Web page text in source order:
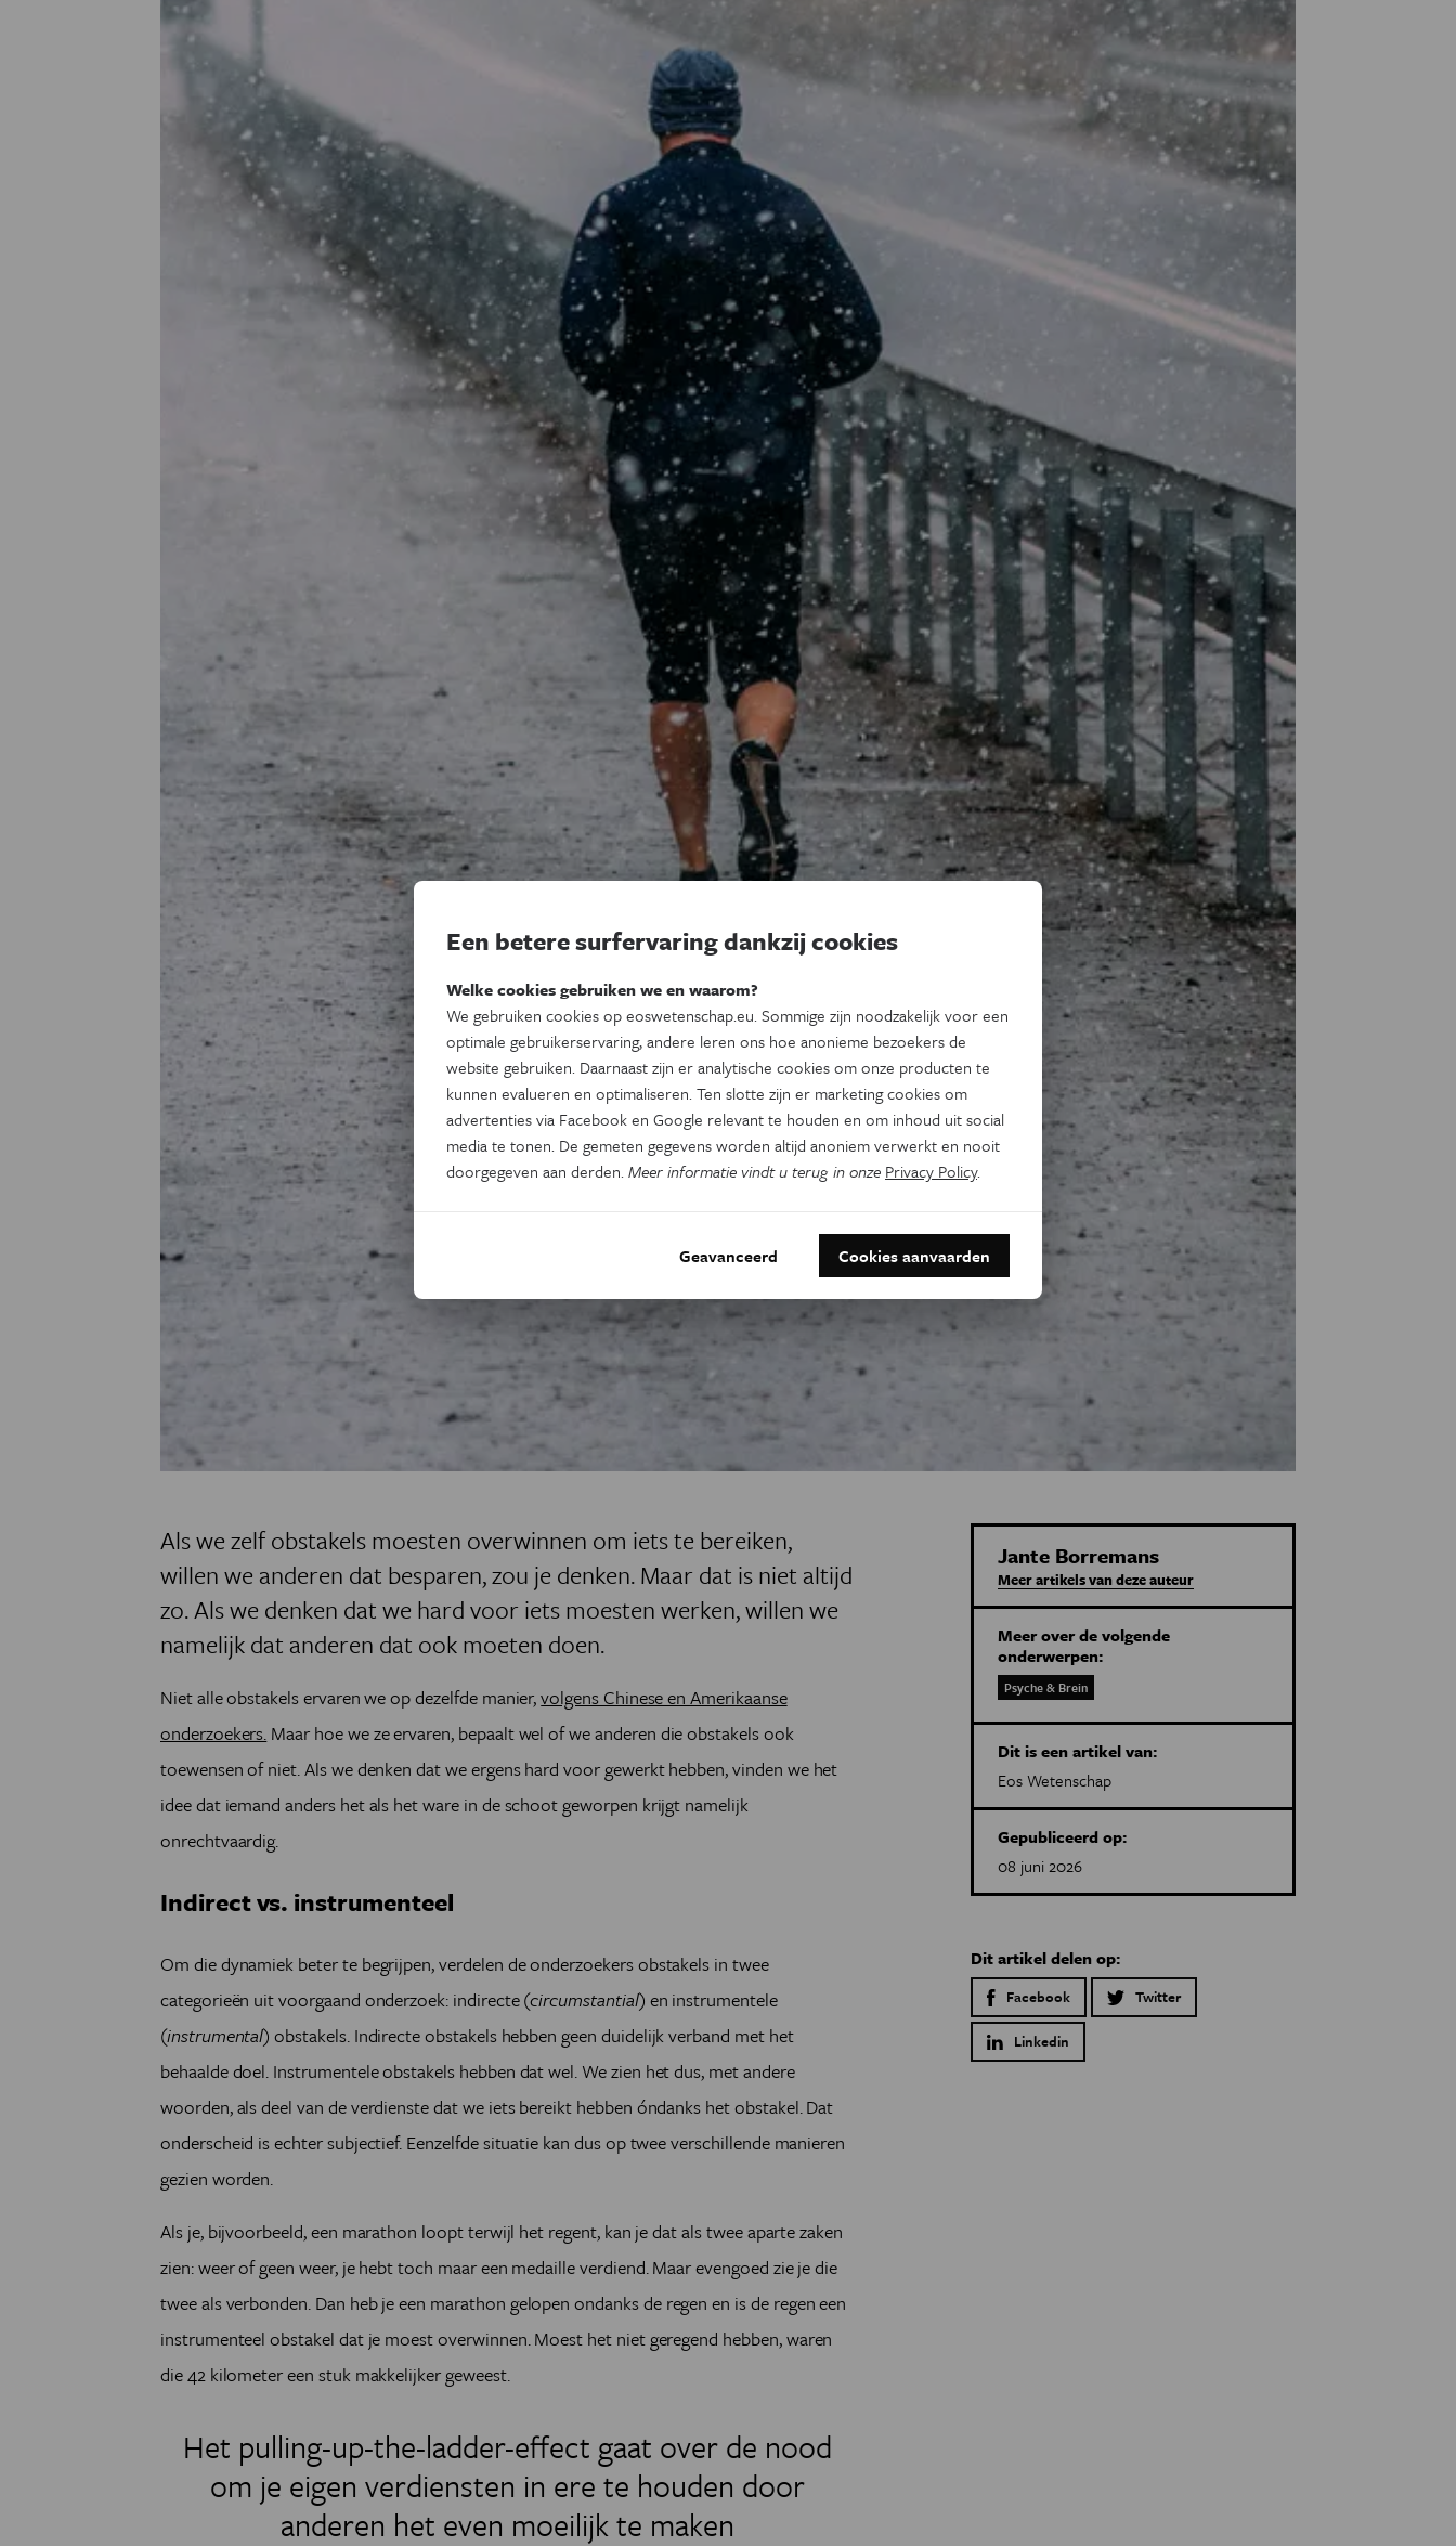
Als we zelf obstakels moesten overwinnen om iets te bereiken,
willen we anderen dat besparen, zou je denken. Maar dat is niet altijd
zo. Als we denken dat we hard voor iets moesten werken, willen we
namelijk dat anderen dat ook moeten doen.
Niet alle obstakels ervaren we op dezelfde manier,volgens Chinese en Amerikaanse
onderzoekers. Maar hoe we ze ervaren, bepaalt wel of we anderen die obstakels ook
toewensen of niet. Als we denken dat we ergens hard voor gewerkt hebben, vinden we het
idee dat iemand anders het als het ware in de schoot geworpen krijgt namelijk
onrechtvaardig.
Indirect vs. instrumenteel
Om die dynamiek beter te begrijpen, verdelen de onderzoekers obstakels in twee
categorieën uit voorgaand onderzoek: indirecte (circumstantial) en instrumentele
(instrumental) obstakels. Indirecte obstakels hebben geen duidelijk verband met het
behaalde doel. Instrumentele obstakels hebben dat wel. We zien het dus, met andere
woorden, als deel van de verdienste dat we iets bereikt hebben óndanks het obstakel. Dat
onderscheid is echter subjectief. Eenzelfde situatie kan dus op twee verschillende manieren
gezien worden.
Als je, bijvoorbeeld, een marathon loopt terwijl het regent, kan je dat als twee aparte zaken
zien: weer of geen weer, je hebt toch maar een medaille verdiend. Maar evengoed zie je die
twee als verbonden. Dan heb je een marathon gelopen ondanks de regen en is de regen een
instrumenteel obstakel dat je moest overwinnen. Moest het niet geregend hebben, waren
die 42 kilometer een stuk makkelijker geweest.
Het pulling-up-the-ladder-effect gaat over de nood
om je eigen verdiensten in ere te houden door
anderen het even moeilijk te maken
Jante Borremans
Meer artikels van deze auteur
Meer over de volgende
onderwerpen:
Psyche & Brein
Dit is een artikel van:
Eos Wetenschap
Gepubliceerd op:
08 juni 2026
Dit artikel delen op:
Facebook Twitter
Linkedin
Een betere surfervaring dankzij cookies
Welke cookies gebruiken we en waarom?
We gebruiken cookies op eoswetenschap.eu. Sommige zijn noodzakelijk voor een
optimale gebruikerservaring, andere leren ons hoe anonieme bezoekers de
website gebruiken. Daarnaast zijn er analytische cookies om onze producten te
kunnen evalueren en optimaliseren. Ten slotte zijn er marketing cookies om
advertenties via Facebook en Google relevant te houden en om inhoud uit social
media te tonen. De gemeten gegevens worden altijd anoniem verwerkt en nooit
doorgegeven aan derden.Meer informatie vindt u terug in onze Privacy Policy.
Geavanceerd Cookies aanvaarden